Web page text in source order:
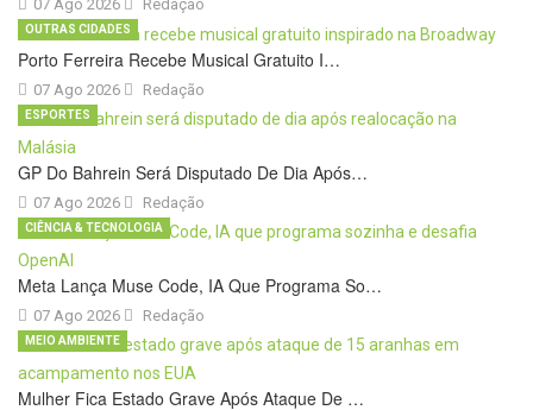
07 Ago 2026 Redação
Porto Ferreira Recebe Musical Gratuito I…
07 Ago 2026
OUTRAS CIDADES
Redação
GP Do Bahrein Será Disputado De Dia Após…
07 Ago 2026
ESPORTES
Redação
Meta Lança Muse Code, IA Que Programa So…
07 Ago 2026
CIÊNCIA & TECNOLOGIA
Redação
Mulher Fica Estado Grave Após Ataque De …
MEIO AMBIENTE